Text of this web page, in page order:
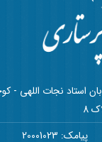
استاد نجات اللهی -
8
پیامک: 20001023